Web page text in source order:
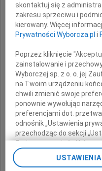
w
w
na
skontaktuj się z
zakresu sprzeciwu i
kierowany. Więcej
Prywatności Wyborcza.pl i
Poprzez kliknięcie
zainstalowanie i
Wyborczej sp. z o. o. jej
na Twoim urządzeniu
chwili zmienić swoje
ponownie wywołując
preferencjami dot.
odnośnik „Ustawienia
przechodząc do sekcji
Zmiana ustawień plików
pomocą ustawień